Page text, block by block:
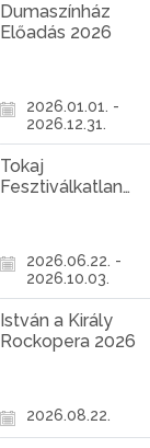
Dumaszínház
Előadás 2026
2026.01.01. -
2026.12.31.
Tokaj
Fesztiválkatlan
2026.06.22. -
2026.10.03.
István a Király
Rockopera 2026
2026.08.22.